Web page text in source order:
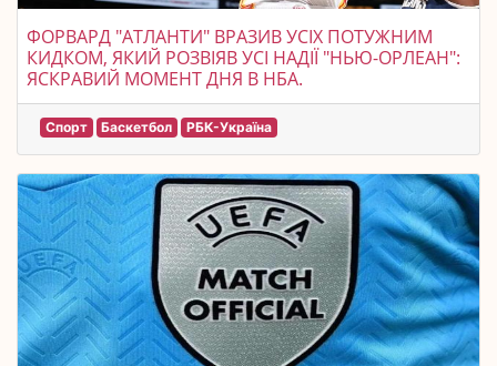
ФОРВАРД "АТЛАНТИ" ВРАЗИВ УСІХ ПОТУЖНИМ
КИДКОМ, ЯКИЙ РОЗВІЯВ УСІ НАДІЇ "НЬЮ-ОРЛЕАН":
ЯСКРАВИЙ МОМЕНТ ДНЯ В НБА.
Спорт Баскетбол РБК-Україна